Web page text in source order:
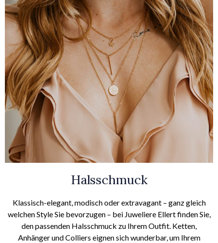
Halsschmuck
Klassisch-elegant, modisch oder extravagant – ganz gleich
welchen Style Sie bevorzugen – bei Juweliere Ellert finden Sie,
den passenden Halsschmuck zu Ihrem Outfit. Ketten,
Anhänger und Colliers eignen sich wunderbar, um Ihrem